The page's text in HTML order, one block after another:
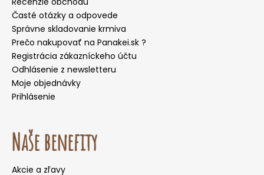
Časté otázky a odpovede
Správne skladovanie krmiva
Prečo nakupovať na Panakei.sk ?
Registrácia zákazníckeho účtu
Odhlásenie z newsletteru
Moje objednávky
Prihlásenie
Naše benefity
Akcie a zľavy